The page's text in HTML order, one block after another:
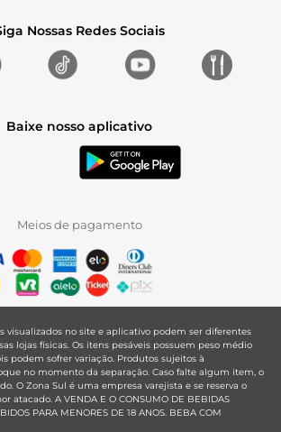
Nossas Redes Sociais
Baixe nosso aplicativo
Meios de pagamento
visualizados no site e aplicativo podem ser diferentes
lojas físicas. Os itens pesáveis possuem peso médio
podem sofrer variação. Produtos sujeitos à
no momento da separação. Caso falte algum item, o
O Zona Sul é uma empresa varejista e se reserva o
atacado. A VENDA E O CONSUMO DE BEBIDAS
PARA MENORES DE 18 ANOS. BEBA COM